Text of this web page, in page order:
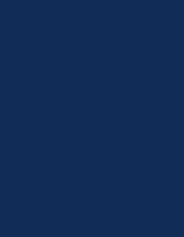
– Rodenbach –
– Heimbach-Weis
- Irlich - NR
Oberbieber –
NR-Bahnhof
) Niederbieber –
– NR-Zentrum - NR-